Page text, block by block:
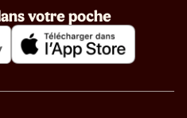
votre poche